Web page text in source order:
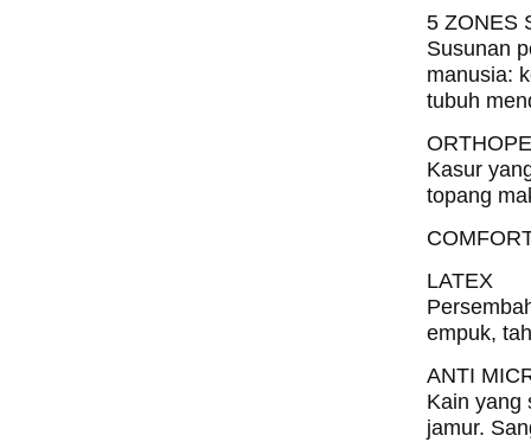
5 ZONES
Susunan
manusia:
tubuh
Kasur
topang
LATEX
empuk,
ANTI
Kain yang
jamur.